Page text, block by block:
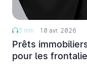
3 min 10 avr. 2026
Prêts
pour les